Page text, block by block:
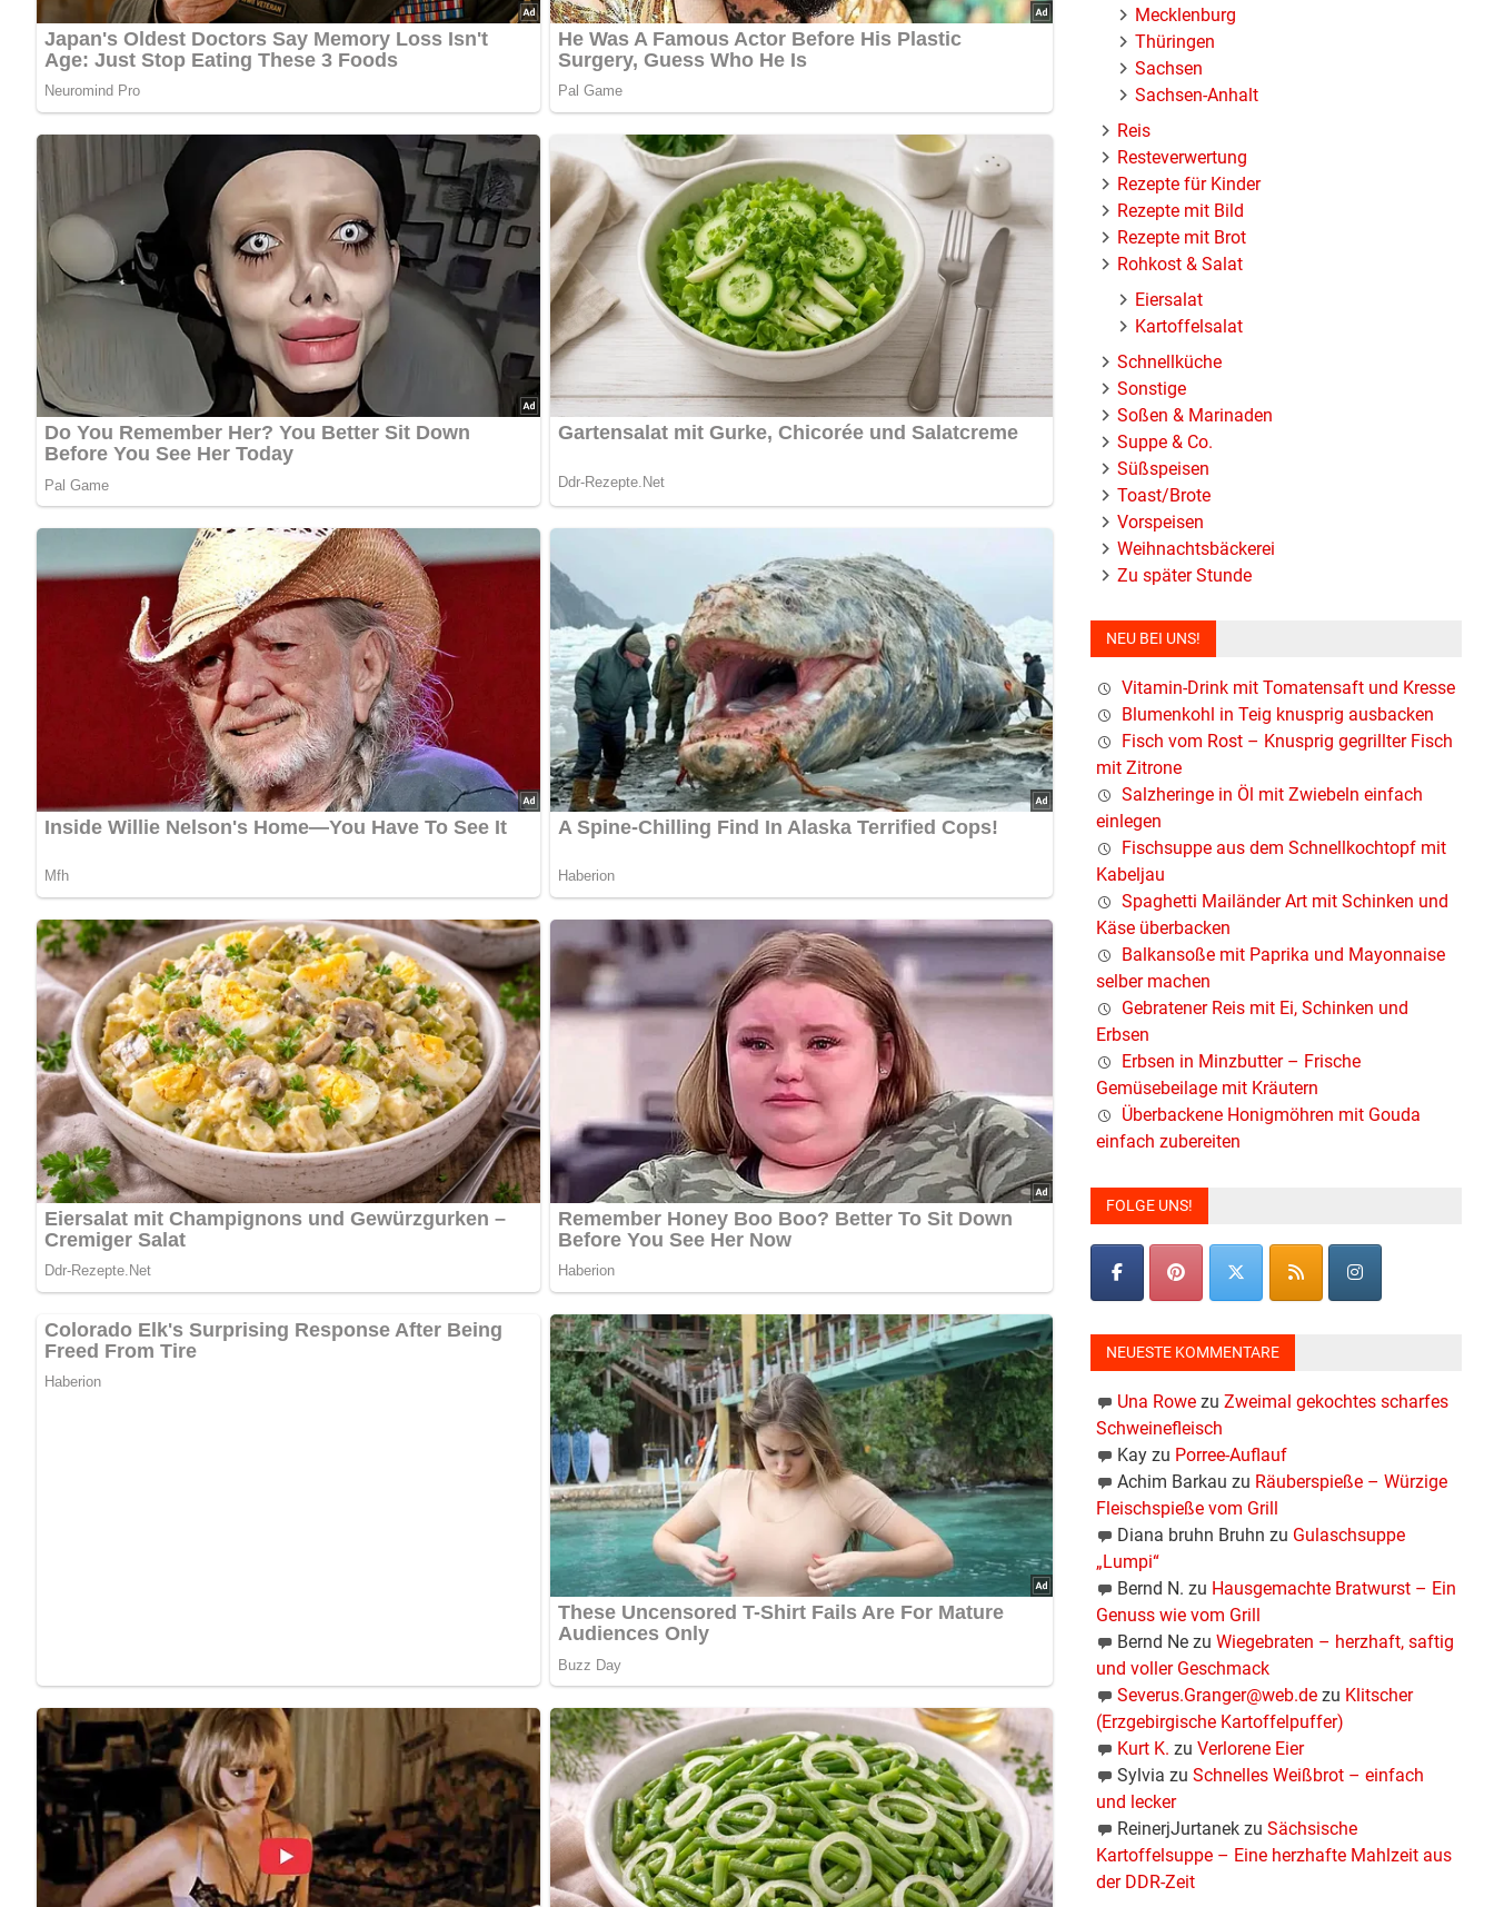
125 g Roquefortkäse
2 Eßlöffel Joghurt
1 Eigelb
Salz
1 Messerspitze Rosenpaprika
125 g blaue Weinbeeren
Zubereitung der Roquefortbirnen
Salat vorbereiten:
Die gewaschenen Salatblätter auf eine Servierplatte legen.
Die Birnen schälen, halbieren und entkernen.
Die Birnenhälften in wenig Wasser mit Zitronensaft und etwas Zucker garen, bis sie weich sind.
Birnen anrichten:
Die gegarten Birnenhälften auf den Salatblättern anrichten.
Die Mischung leicht salzen und mit Rosenpaprika würzen.
Birnen füllen und garnieren:
Die Käsecreme in die Birnenhälften füllen.
Die gefüllten Birnen mit den blauen Weinbeeren garnieren.
Kennst du schon unser tolles DDR-Quiz?Was weißt du noch alles über die DDR?Teste dein Wissen jetzt!
Schwierigkeitsgrad des Rezepts
Dieses Rezept ist einfach zuzubereiten, erfordert jedoch etwas Geschick beim Füllen der Birnenhälften mit der Käsecreme.
Zubereitungszeit
Die Zubereitungszeit beträgt etwa 30 Minuten.
Haltbarkeit und Aufbewahrung
Die Roquefortbirnen sollten am besten frisch serviert werden, können jedoch im Kühlschrank für einige Stunden aufbewahrt
werden.
Küchenutensilien
Servierplatte
Kochtopf
Messer
Schneidebrett
Tipps zum Rezept
Verwende reife Birnen für das beste Aroma.
Stelle sicher, dass die Käsecreme gut gewürzt ist, um den Geschmack zu betonen.
Serviere die Roquefortbirnen mit einem Glas Weißwein oder einem leichten Dessertwein für einen harmonischen Genuss.
Experimentiere mit verschiedenen Käsesorten, um den Geschmack anzupassen. Alternativ kannst du auch andere Beeren
Ersetze den Zucker durch eine zuckerfreie Alternative, um den Zuckergehalt des Desserts zu reduzieren.
Fazit
Roquefortbirnen sind ein ungewöhnliches und dennoch köstliches Dessert, das die süße Frische von Birnen mit dem würzigen
Geschmack von Roquefort-Käse kombiniert. Mit diesem einfachen DDR-Rezept aus dem Jahr 1986 kannst du diese einzigartige
Köstlichkeit selbst zubereiten und deine Gäste mit einem unvergesslichen Geschmackserlebnis verwöhnen. Probier es aus und
Mecklenburg
Thüringen
Sachsen
Sachsen-Anhalt
Reis
Resteverwertung
Rezepte für Kinder
Rezepte mit Bild
Rezepte mit Brot
Rohkost & Salat
Eiersalat
Kartoffelsalat
Schnellküche
Sonstige
Soßen & Marinaden
Suppe & Co.
Süßspeisen
Toast/Brote
Vorspeisen
Weihnachtsbäckerei
Zu später Stunde
NEU BEI UNS!
Vitamin-Drink mit Tomatensaft und Kresse
Blumenkohl in Teig knusprig ausbacken
Fisch vom Rost – Knusprig gegrillter Fisch
mit Zitrone
Salzheringe in Öl mit Zwiebeln einfach
einlegen
Fischsuppe aus dem Schnellkochtopf mit
Kabeljau
Spaghetti Mailänder Art mit Schinken und
Käse überbacken
Balkansoße mit Paprika und Mayonnaise
selber machen
Gebratener Reis mit Ei, Schinken und
Erbsen
Erbsen in Minzbutter – Frische
Gemüsebeilage mit Kräutern
Überbackene Honigmöhren mit Gouda
einfach zubereiten
FOLGE UNS!
NEUESTE KOMMENTARE
Una Rowezu Zweimal gekochtes scharfes
Schweinefleisch
Kayzu Porree-Auflauf
Achim Barkau zu Räuberspieße – Würzige
Fleischspieße vom Grill
Diana bruhn Bruhn zu Gulaschsuppe
„Lumpi“
Bernd N. zu Hausgemachte Bratwurst – Ein
Genuss wie vom Grill
Bernd Nezu Wiegebraten – herzhaft, saftig
und voller Geschmack
Severus.Granger@web.dezu Klitscher
(Erzgebirgische Kartoffelpuffer)
Kurt K. zu Verlorene Eier
Sylvia zu Schnelles Weißbrot – einfach
und lecker
ReinerjJurtanekzu Sächsische
Kartoffelsuppe – Eine herzhafte Mahlzeit aus
der DDR-Zeit